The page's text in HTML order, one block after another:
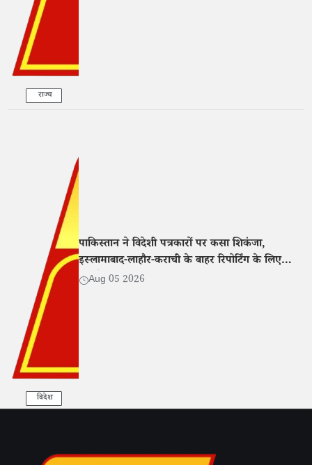
राज्य
विदेश
पाकिस्तान ने विदेशी पत्रकारों पर कसा शिकंजा,
इस्लामाबाद-लाहौर-कराची के बाहर रिपोर्टिंग के लिए
एनओसी अनिवार्य
Aug 05 2026